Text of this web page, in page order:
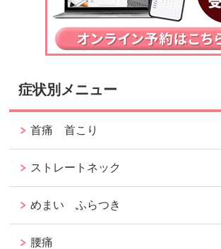
症状別メニュー
首痛 首こり
ストレートネック
めまい ふらつき
腰痛